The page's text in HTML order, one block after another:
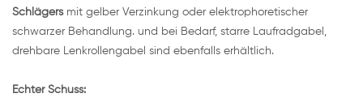
Schlägersmit gelber Verzinkung oder elektrophoretischer
schwarzer Behandlung. und bei Bedarf, starre Laufradgabel,
drehbare Lenkrollengabel sind ebenfalls erhältlich.
Echter Schuss: